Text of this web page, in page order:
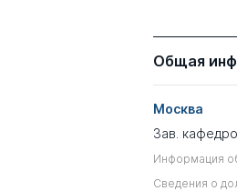
Общая
Москва
Зав.
Информация
Сведения о